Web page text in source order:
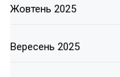
Жовтень 2025
Вересень 2025